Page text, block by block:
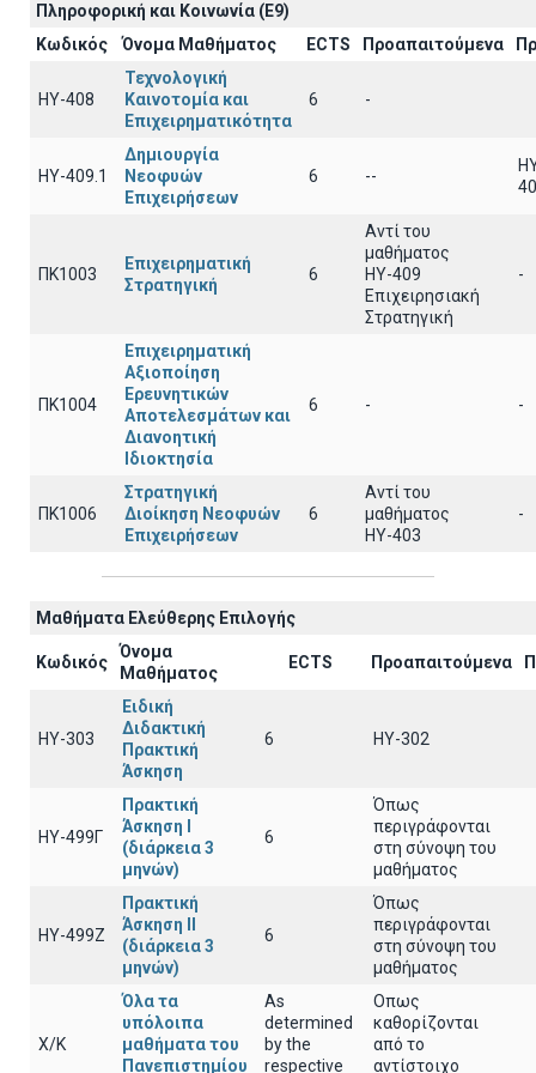
Πληροφορική και Κοινωνία (E9)
Κωδικός
Όνομα Μαθήματος ECTS Προαπαιτούμενα
ΗΥ-408
Τεχνολογική
Καινοτομία και
Επιχειρηματικότητα
6 -
ΗΥ-409.1
Δημιουργία
Νεοφυών
Επιχειρήσεων
6 --
ΠΚ1003
Επιχειρηματική
Στρατηγική
6
Αντί του
μαθήματος
ΗΥ-409
Επιχειρησιακή
Στρατηγική
-
ΠΚ1004
Επιχειρηματική
Αξιοποίηση
Ερευνητικών
Αποτελεσμάτων και
Διανοητική
Ιδιοκτησία
6 - -
ΠΚ1006
Στρατηγική
Διοίκηση Νεοφυών
Επιχειρήσεων
6
Αντί του
μαθήματος
ΗΥ-403
-
Μαθήματα Ελεύθερης Επιλογής
Κωδικός
Όνομα
Μαθήματος
ECTS Προαπαιτούμενα
ΗΥ-303
Ειδική
Διδακτική
Πρακτική
Άσκηση
6 ΗΥ-302
ΗΥ-499Γ
Πρακτική
Άσκηση Ι
(διάρκεια 3
μηνών)
6
Όπως
περιγράφονται
στη σύνοψη του
μαθήματος
ΗΥ-499Ζ
Πρακτική
Άσκηση ΙΙ
(διάρκεια 3
μηνών)
6
Όπως
περιγράφονται
στη σύνοψη του
μαθήματος
Χ/Κ
Όλα τα
υπόλοιπα
μαθήματα του
Πανεπιστημίου
As
determined
by the
respective
Οπως
καθορίζονται
από το
αντίστοιχο